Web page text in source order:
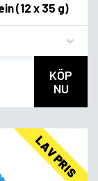
(12 x 35 g)
KÖP
NU
LAV PRIS